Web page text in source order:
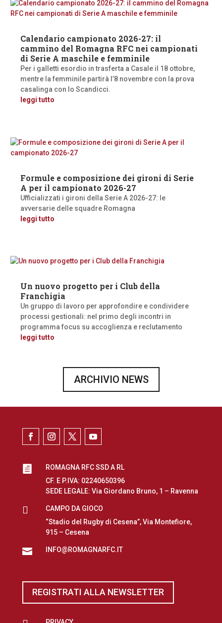
Calendario campionato 2026-27: il
cammino del Romagna RFC nei campionati
di Serie A maschile e femminile
Per i galletti esordio in trasferta a Casale il 18 ottobre,
mentre la femminile partirà l’8 novembre con la prova
casalinga con lo Scandicci.
leggi tutto
Formule e composizione dei gironi di Serie
A per il campionato 2026-27
Ufficializzati i gironi della Serie A 2026-27: le
avversarie delle squadre Romagna
leggi tutto
Un nuovo progetto per i Club della
Franchigia
Un gruppo di lavoro per approfondire e condividere
processi gestionali: nel primo degli incontri in
programma focus su accoglienza e reclutamento
leggi tutto
ARCHIVIO NEWS

ROMAGNA RFC SSD A RL
CF. E P.IVA: 02240650396
SEDE LEGALE: Via Giordano Bruno, 1 – Ravenna

CAMPO DA GIOCO
“Stadio del Rugby di Cesena”, Via Montefiore,
915 – Cesena
 INFO@ROMAGNARFC.IT
REGISTRATI ALLA NEWSLETTER